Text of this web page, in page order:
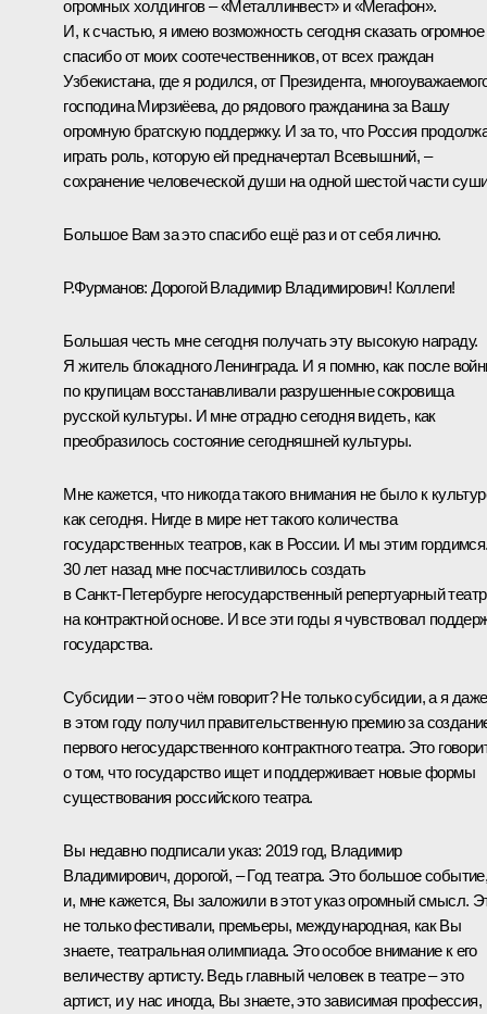
огромных холдингов – «Металлинвест» и «Мегафон».
И, к счастью, я имею возможность сегодня сказать огромное
спасибо от моих соотечественников, от всех граждан
Узбекистана, где я родился, от Президента,
господина Мирзиёева, до рядового гражданина за Вашу
огромную братскую поддержку. И за то, что Россия
играть роль, которую ей предначертал Всевышний, –
сохранение человеческой души на одной шестой части
Большое Вам за это спасибо ещё раз и от себя лично.
Р.Фурманов: Дорогой Владимир Владимирович! Коллеги!
Большая честь мне сегодня получать эту высокую награду.
Я житель блокадного Ленинграда. И я помню, как после
по крупицам восстанавливали разрушенные сокровища
русской культуры. И мне отрадно сегодня видеть, как
преобразилось состояние сегодняшней культуры.
Мне кажется, что никогда такого внимания не было к
как сегодня. Нигде в мире нет такого количества
государственных театров, как в России. И мы этим
30 лет назад мне посчастливилось создать
в Санкт‑Петербурге негосударственный репертуарный театр
на контрактной основе. И все эти годы я чувствовал
государства.
Субсидии – это о чём говорит? Не только субсидии, а я даже
в этом году получил правительственную премию за
первого негосударственного контрактного театра. Это
о том, что государство ищет и поддерживает новые формы
существования российского театра.
Вы недавно подписали указ: 2019 год, Владимир
Владимирович, дорогой, – Год театра. Это большое
и, мне кажется, Вы заложили в этот указ огромный смысл.
не только фестивали, премьеры, международная, как Вы
знаете, театральная олимпиада. Это особое внимание к его
величеству артисту. Ведь главный человек в театре – это
артист, и у нас иногда, Вы знаете, это зависимая профессия,